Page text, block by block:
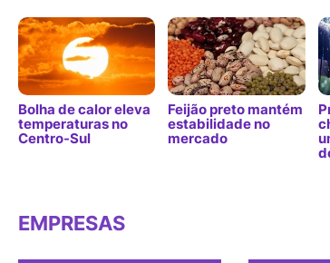
Bolha de calor eleva
temperaturas no
Centro-Sul
Feijão preto mantém
estabilidade no
mercado
EMPRESAS